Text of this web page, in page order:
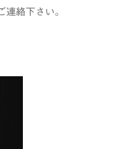
連絡下さい。